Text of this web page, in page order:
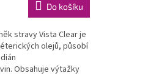
Do košíku
stravy Vista Clear je
olejů, působí
Obsahuje výtažky